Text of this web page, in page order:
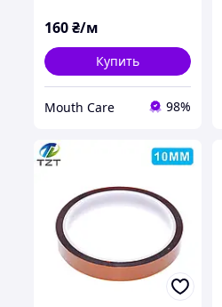
160₴/м
Купить
Mouth Care 98%